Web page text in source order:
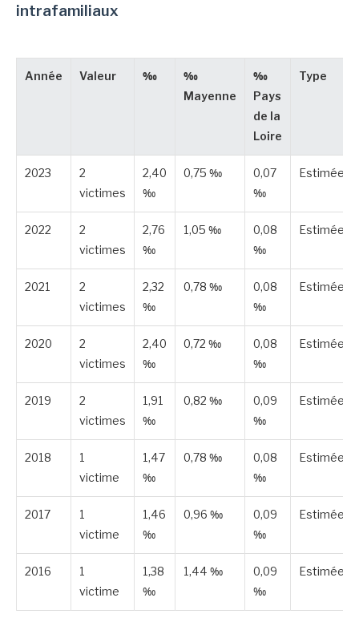
intrafamiliaux
Année Valeur ‰
‰
Mayenne
‰
Pays
de la
Loire
Type
2023
2
victimes
2,40
‰
0,75 ‰
0,07
‰
Estimée
2022
2
victimes
2,76
‰
1,05 ‰
0,08
‰
Estimée
2021
2
victimes
2,32
‰
0,78 ‰
0,08
‰
Estimée
2020
2
victimes
2,40
‰
0,72 ‰
0,08
‰
Estimée
2019
2
victimes
1,91
‰
0,82 ‰
0,09
‰
Estimée
2018
1
victime
1,47
‰
0,78 ‰
0,08
‰
Estimée
2017
1
victime
1,46
‰
0,96 ‰
0,09
‰
Estimée
2016
1
victime
1,38
‰
1,44 ‰
0,09
‰
Estimée